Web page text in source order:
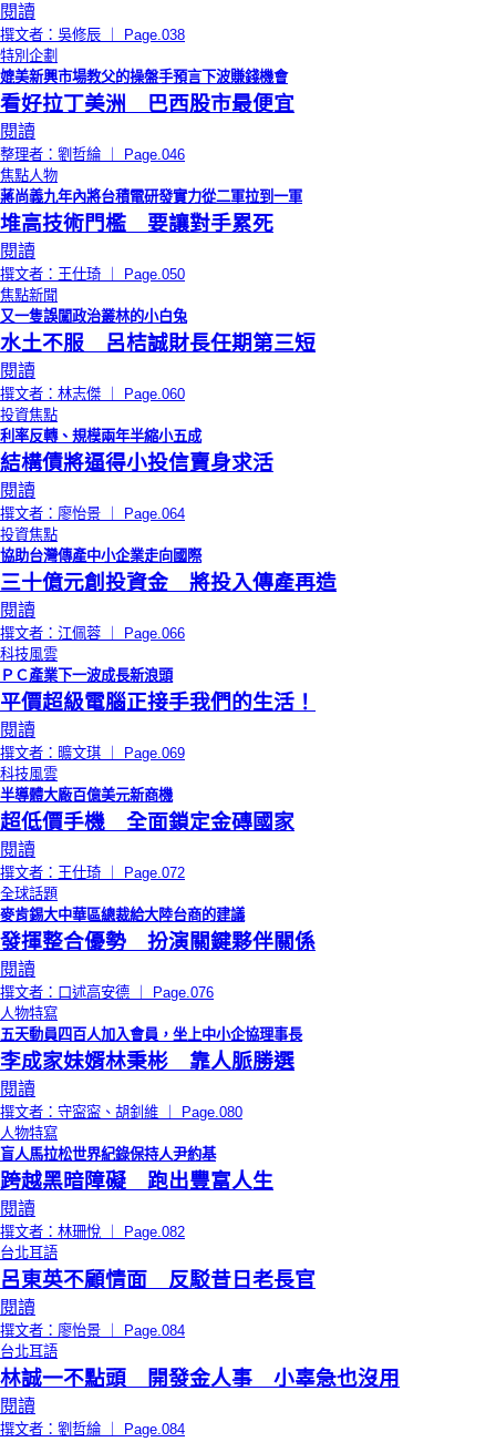
閱讀
撰文者：吳修辰 ｜ Page.038
特別企劃
媲美新興市場教父的操盤手預言下波賺錢機會
看好拉丁美洲 巴西股市最便宜
閱讀
整理者：劉哲綸 ｜ Page.046
焦點人物
蔣尚義九年內將台積電研發實力從二軍拉到一軍
堆高技術門檻 要讓對手累死
閱讀
撰文者：王仕琦 ｜ Page.050
焦點新聞
又一隻誤闖政治叢林的小白兔
水土不服 呂桔誠財長任期第三短
閱讀
撰文者：林志傑 ｜ Page.060
投資焦點
利率反轉、規模兩年半縮小五成
結構債將逼得小投信賣身求活
閱讀
撰文者：廖怡景 ｜ Page.064
投資焦點
協助台灣傳產中小企業走向國際
三十億元創投資金 將投入傳產再造
閱讀
撰文者：江佩蓉 ｜ Page.066
科技風雲
ＰＣ產業下一波成長新浪頭
平價超級電腦正接手我們的生活！
閱讀
撰文者：曠文琪 ｜ Page.069
科技風雲
半導體大廠百億美元新商機
超低價手機 全面鎖定金磚國家
閱讀
撰文者：王仕琦 ｜ Page.072
全球話題
麥肯錫大中華區總裁給大陸台商的建議
發揮整合優勢 扮演關鍵夥伴關係
閱讀
撰文者：口述高安德 ｜ Page.076
人物特寫
五天動員四百人加入會員，坐上中小企協理事長
李成家妹婿林秉彬 靠人脈勝選
閱讀
撰文者：守寍寍、胡釗維 ｜ Page.080
人物特寫
盲人馬拉松世界紀錄保持人尹約基
跨越黑暗障礙 跑出豐富人生
閱讀
撰文者：林珊悅 ｜ Page.082
台北耳語
呂東英不顧情面 反駁昔日老長官
閱讀
撰文者：廖怡景 ｜ Page.084
台北耳語
林誠一不點頭 開發金人事 小辜急也沒用
閱讀
撰文者：劉哲綸 ｜ Page.084